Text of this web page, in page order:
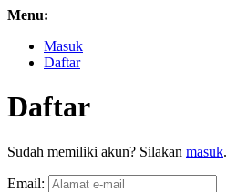
Menu:
Masuk
Daftar
Daftar
Sudah memiliki akun? Silakan masuk.
Email: